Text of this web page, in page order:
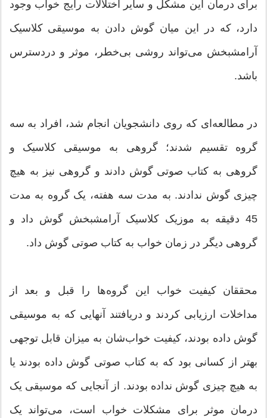
برای درمان این مشکل و سایر اختلالات رایج خواب وجود
دارد، که در این میان گوش دادن به موسیقی کلاسیک
آرامشبخش می‌تواند روشی بی‌خطر، موثر و دردسترس
باشد.
در مطالعه‌ای که روی دانشجویان انجام شد، افراد به سه
گروه تقسیم شدند؛ گروهی به موسیقی کلاسیک و
گروهی به کتاب صوتی گوش دادند و گروهی نیز به هیچ
چیزی گوش ندادند. به مدت سه هفته، یک گروه به مدت
45 دقیقه به موزیک کلاسیک آرامشبخش گوش داد و
گروهی دیگر در زمان خواب به کتاب صوتی گوش داد.
محققان کیفیت خواب این گروه‌ها را قبل و بعد از
مداخلات ارزیابی کردند و دریافتند آنهایی که به موسیقی
گوش داده بودند، کیفیت خواب‌شان به میزان قابل توجهی
بهتر از کسانی بود که به کتاب صوتی گوش داده بودند یا
به هیچ چیزی گوش نداده بودند. از آنجایی که موسیقی یک
درمان موثر برای مشکلات خواب است، می‌تواند یک